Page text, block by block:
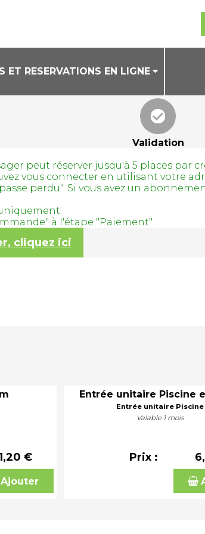
ET RESERVATIONS EN LIGNE
DE VENTE
BILLETS EN LIGNE
Validation
peut réserver jusqu'à 5 places par
vous connecter en utilisant votre
perdu". Si vous avez un
à l'étape "Paiement".
cliquez ici
€
Ajouter
Entrée unitaire Piscine
Entrée unitaire Piscine
Valable 1 mois
Prix :